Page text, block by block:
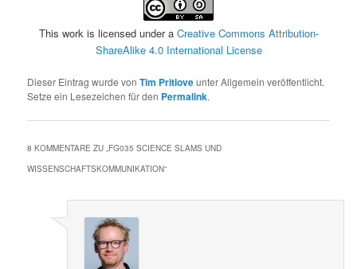
This work is licensed under a Creative Commons Attribution-
ShareAlike 4.0 International License
Dieser Eintrag wurde vonTim Pritloveunter Allgemein veröffentlicht.
Setze ein Lesezeichen für den Permalink.
8 KOMMENTARE ZU „FG035 SCIENCE SLAMS UND
WISSENSCHAFTSKOMMUNIKATION“